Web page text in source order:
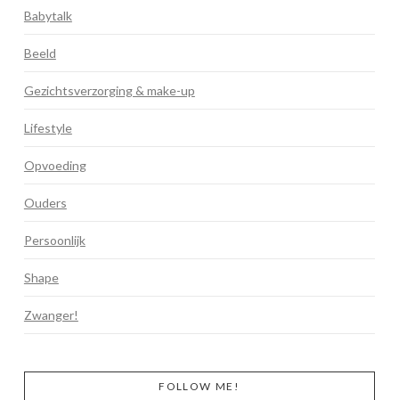
Babytalk
Beeld
Gezichtsverzorging & make-up
Lifestyle
Opvoeding
Ouders
Persoonlijk
Shape
Zwanger!
FOLLOW ME!